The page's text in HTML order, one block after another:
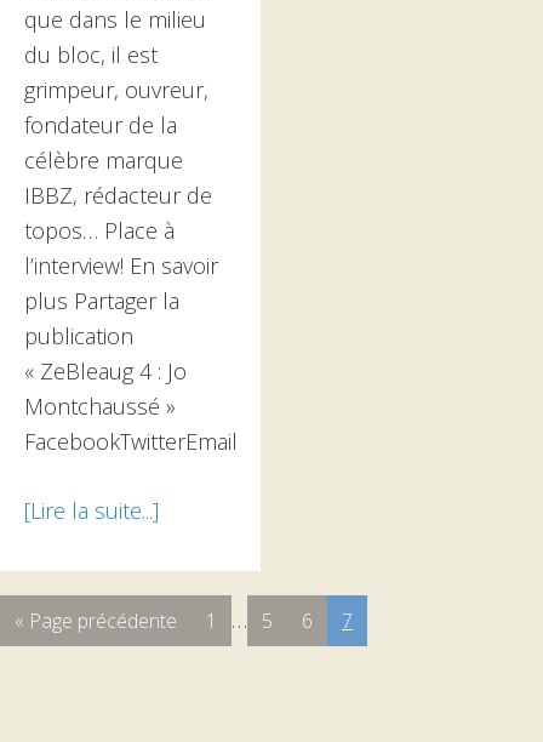
que dans le milieu
du bloc, il est
grimpeur, ouvreur,
fondateur de la
célèbre marque
IBBZ, rédacteur de
topos… Place à
l’interview! En savoir
plus Partager la
publication
« ZeBleaug 4 : Jo
Montchaussé »
FacebookTwitterEmail
[Lire la suite...]
4
:
Jo
« Page précédente Page
1 … Page
5 Page
6 Page
7